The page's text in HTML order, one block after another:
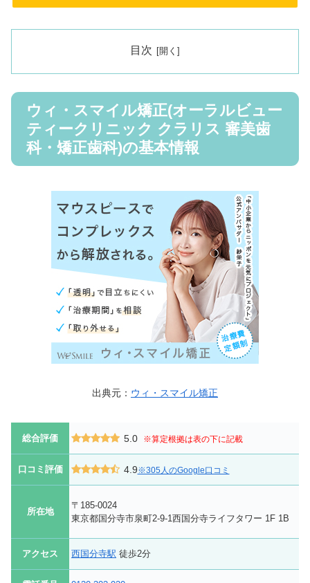
目次
ウィ・スマイル矯正(オーラルビュー
ティークリニック クラリス 審美歯
科・矯正歯科)の基本情報
出典元： ウィ・スマイル矯正
総合評価 5.0 ※算定根拠は表の下に記載
口コミ評価 4.9※305人のGoogle口コミ
所在地
〒185-0024
東京都国分寺市泉町2-9-1西国分寺ライフタワー 1F 1B
アクセス 西国分寺駅 徒歩2分